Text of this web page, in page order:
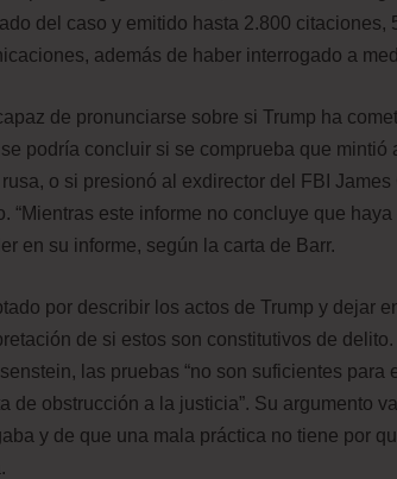
del caso y emitido hasta 2.800 citaciones,
además de haber interrogado a
de pronunciarse sobre si Trump ha
podría concluir si se comprueba que mintió
o si presionó al exdirector del FBI
“Mientras este informe no concluye que
en su informe, según la carta de Barr.
por describir los actos de Trump y dejar
de si estos son constitutivos de
las pruebas “no son suficientes para
de obstrucción a la justicia”. Su argumento
y de que una mala práctica no tiene por